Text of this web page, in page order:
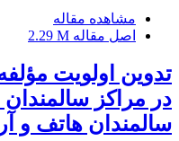
مشاهده مقاله
اصل مقاله 2.29 M
تدوین اولویت
در مراکز
سالمندان ‏هاتف و